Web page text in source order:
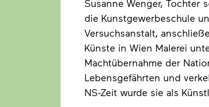
Susanne Wenger, Tochter
die Kunstgewerbeschule
Versuchsanstalt,
Künste in Wien Malerei
Machtübernahme der
Lebensgefährten und
NS-Zeit wurde sie als